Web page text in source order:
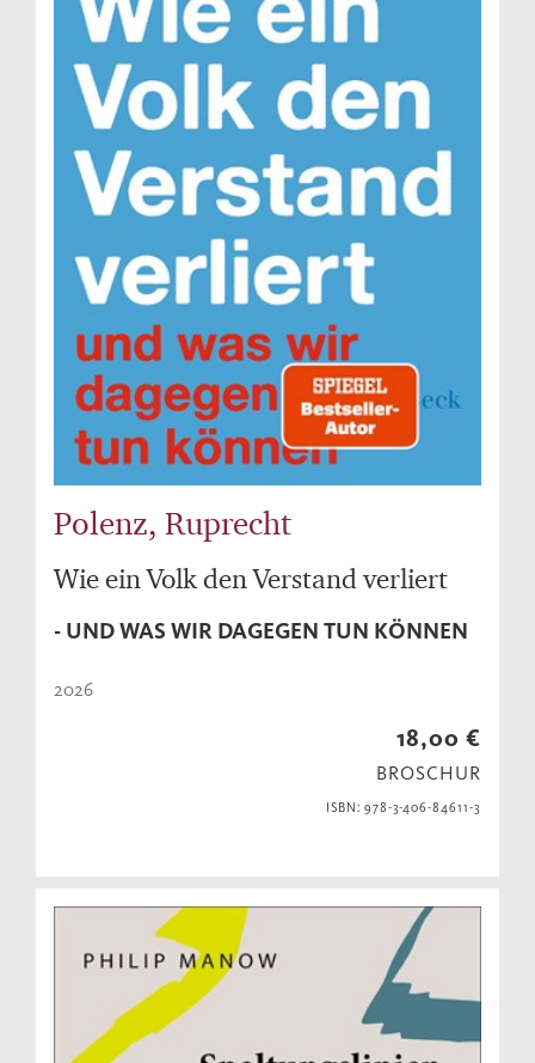
Polenz, Ruprecht
Wie ein Volk den Verstand verliert
- UND WAS WIR DAGEGEN TUN KÖNNEN
2026
18,00 €
BROSCHUR
ISBN: 978-3-406-84611-3